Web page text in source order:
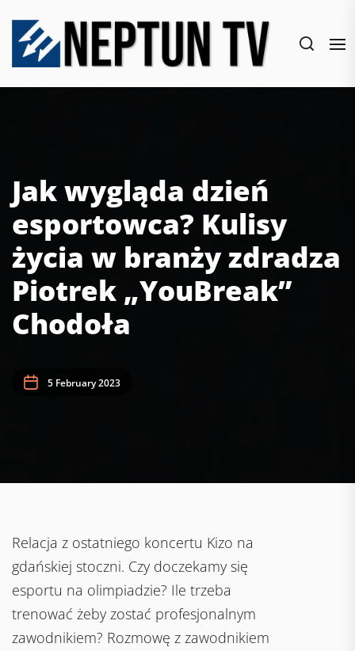
content
Jak wygląda dzień
esportowca? Kulisy
życia w branży zdradza
Piotrek „YouBreak”
Chodoła
5 February 2023
Relacja z ostatniego koncertu Kizo na
gdańskiej stoczni. Czy doczekamy się
esportu na olimpiadzie? Ile trzeba
trenować żeby zostać profesjonalnym
zawodnikiem? Rozmowę z zawodnikiem